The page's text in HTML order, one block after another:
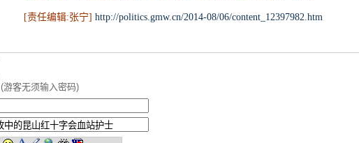
[责任编辑:张宁]http://politics.gmw.cn/2014-08/06/content_12397982.htm
(游客无须输入密码)